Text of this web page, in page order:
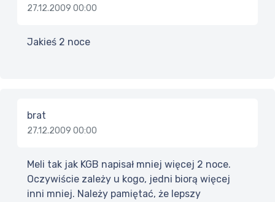
27.12.2009 00:00
Jakieś 2 noce
brat
27.12.2009 00:00
Meli tak jak KGB napisał mniej więcej 2 noce.
Oczywiście zależy u kogo, jedni biorą więcej
inni mniej. Należy pamiętać, że lepszy